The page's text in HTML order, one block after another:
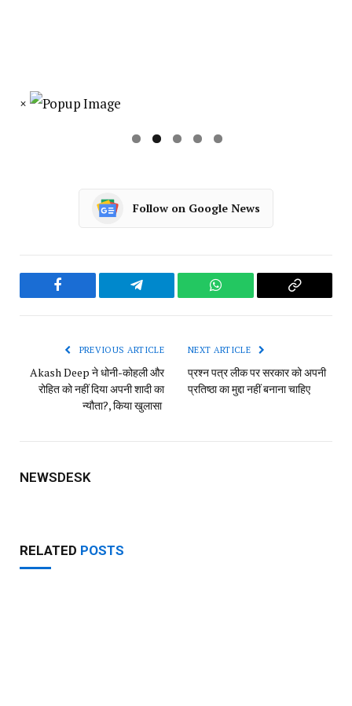
×
Follow on Google News
Facebook Telegram WhatsApp
Copy
PREVIOUS ARTICLE
Akash Deep ने धोनी-कोहली और
रोहित को नहीं दिया अपनी शादी का
न्यौता?, किया खुलासा
NEXT ARTICLE
प्रश्न पत्र लीक पर सरकार को अपनी
प्रतिष्ठा का मुद्दा नहीं बनाना चाहिए
NEWSDESK
RELATED POSTS